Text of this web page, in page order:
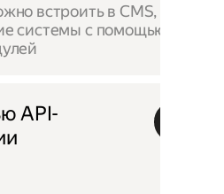
встроить в CMS,
системы с помощью
API-